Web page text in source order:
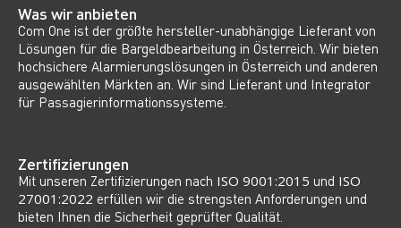
Was wir anbieten
Com One ist der größte hersteller-unabhängige Lieferant von
Lösungen für die Bargeldbearbeitung in Österreich. Wir bieten
hochsichere Alarmierungslösungen in Österreich und anderen
ausgewählten Märkten an. Wir sind Lieferant und Integrator
für Passagierinformationssysteme.
Zertifizierungen
Mit unseren Zertifizierungen nach ISO 9001:2015 und ISO
27001:2022 erfüllen wir die strengsten Anforderungen und
bieten Ihnen die Sicherheit geprüfter Qualität.